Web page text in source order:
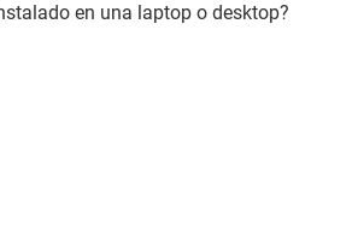
en una laptop o desktop?